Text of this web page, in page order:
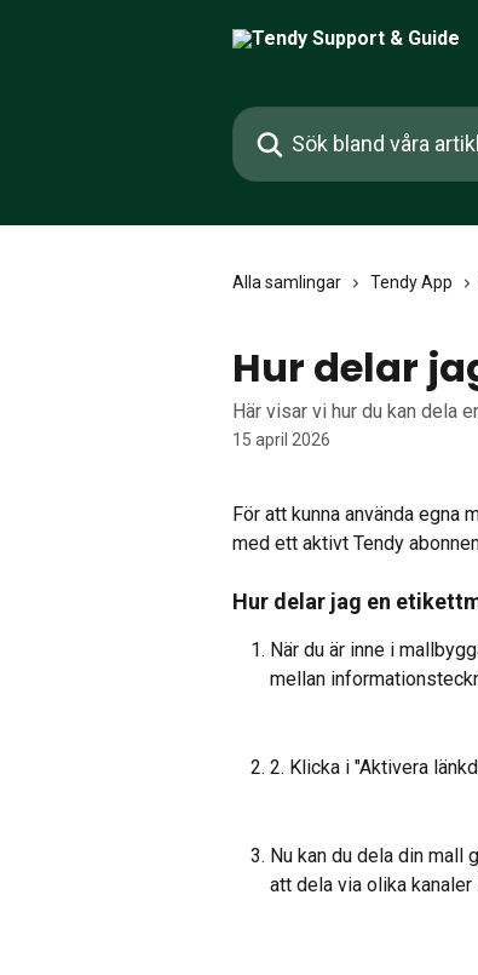
Sök bland våra artiklar …
Alla samlingar Tendy App
Hur delar
Här visar vi hur du kan dela
15 april 2026
För att kunna använda egna
med ett aktivt Tendy
Hur delar jag en
När du är inne i
mellan
2. Klicka i "Aktivera
Nu kan du dela din mall
att dela via olika